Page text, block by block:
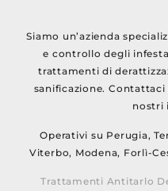
Siamo un’azienda
e controllo degli
trattamenti di
sanificazione.
nostri
Operativi su Perugia,
Viterbo, Modena, Forlì-
Trattamenti Antitarlo